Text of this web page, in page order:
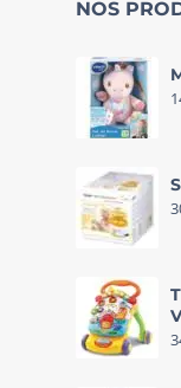
NOS